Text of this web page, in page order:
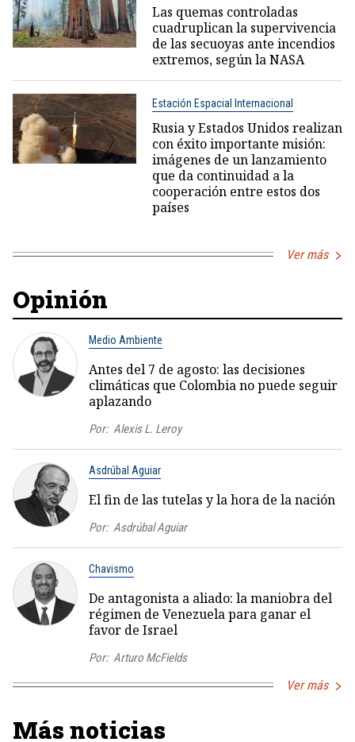
Las quemas controladas
cuadruplican la supervivencia
de las secuoyas ante incendios
extremos, según la NASA
Estación Espacial Internacional
Rusia y Estados Unidos realizan
con éxito importante misión:
imágenes de un lanzamiento
que da continuidad a la
cooperación entre estos dos
países
Ver más
Opinión
Medio Ambiente
Antes del 7 de agosto: las decisiones
climáticas que Colombia no puede seguir
aplazando
Por: Alexis L. Leroy
Asdrúbal Aguiar
El fin de las tutelas y la hora de la nación
Por: Asdrúbal Aguiar
Chavismo
De antagonista a aliado: la maniobra del
régimen de Venezuela para ganar el
favor de Israel
Por: Arturo McFields
Ver más
Más noticias